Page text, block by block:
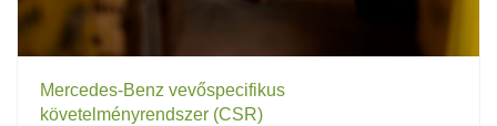
Mercedes-Benz vevőspecifikus
követelményrendszer (CSR)